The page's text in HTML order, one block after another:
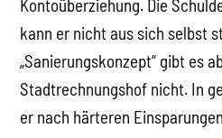
Kontoüberziehung. Die
kann er nicht aus sich selbst
„Sanierungskonzept“ gibt es
Stadtrechnungshof nicht. In
er nach härteren